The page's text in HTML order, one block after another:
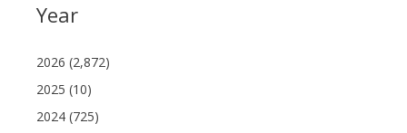
Year
2026 (2,872)
2025 (10)
2024 (725)